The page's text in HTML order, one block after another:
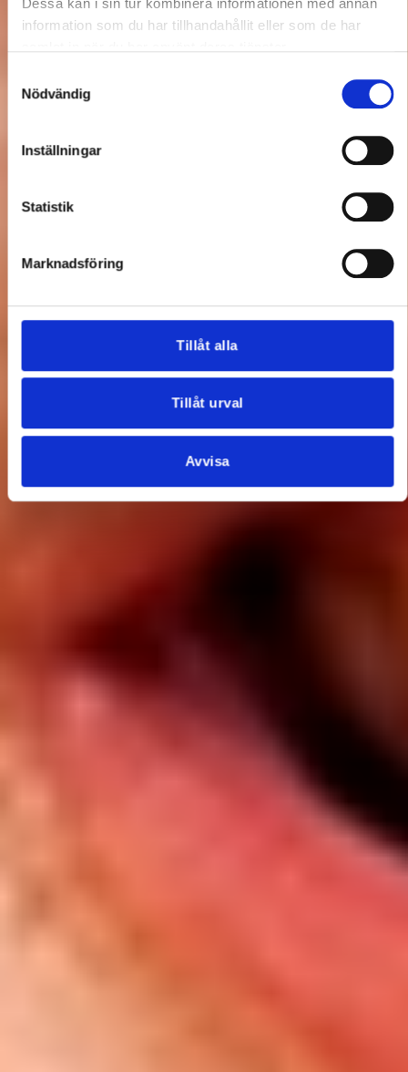
Dessa kan i sin tur kombinera informationen med annan
information som du har tillhandahållit eller som de har
Nödvändig
Inställningar
Statistik
Marknadsföring
Tillåt alla
Tillåt urval
Avvisa